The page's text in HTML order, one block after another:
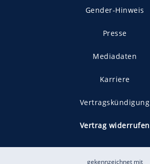
Gender-Hinweis
Presse
Mediadaten
Karriere
Vertragskündigung
Vertrag widerrufen
gekennzeichnet mit